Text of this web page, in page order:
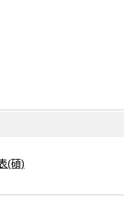
(碩)